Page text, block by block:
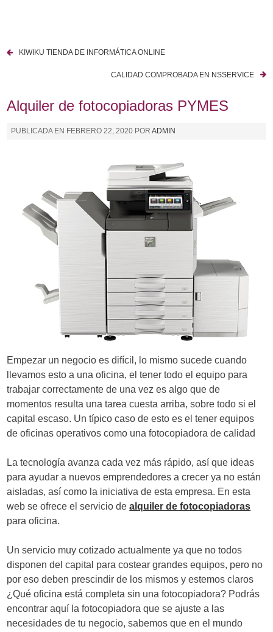
v
e
t
r
a
d
a
s
KIWIKU TIENDA DE INFORMÁTICA ONLINE
CALIDAD COMPROBADA EN NSSERVICE
Alquiler de fotocopiadoras PYMES
PUBLICADA EN FEBRERO 22, 2020 PORADMIN
Empezar un negocio es difícil, lo mismo sucede cuando
llevamos esto a una oficina, el tener todo el equipo para
trabajar correctamente de una vez es algo que de
momentos resulta una tarea cuesta arriba, sobre todo si el
capital escaso. Un típico caso de esto es el tener equipos
de oficinas operativos como una fotocopiadora de calidad
La tecnología avanza cada vez más rápido, así que ideas
para ayudar a nuevos emprendedores a crecer ya no están
aisladas, así como la iniciativa de esta empresa. En esta
web se ofrece el servicio dealquiler de fotocopiadoras
para oficina.
Un servicio muy cotizado actualmente ya que no todos
disponen del capital para costear grandes equipos, pero no
por eso deben prescindir de los mismos y estemos claros
¿Qué oficina está completa sin una fotocopiadora? Podrás
encontrar aquí la fotocopiadora que se ajuste a las
necesidades de tu negocio, sabemos que en el mundo